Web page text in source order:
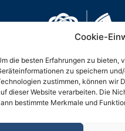
Cookie-
die besten Erfahrungen zu bieten,
zu speichern
zustimmen, können wir
dieser Website verarbeiten. Die
bestimmte Merkmale und